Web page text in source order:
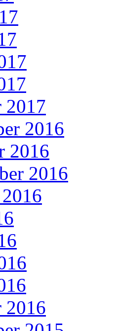
2017
2016
2016
2016
2016